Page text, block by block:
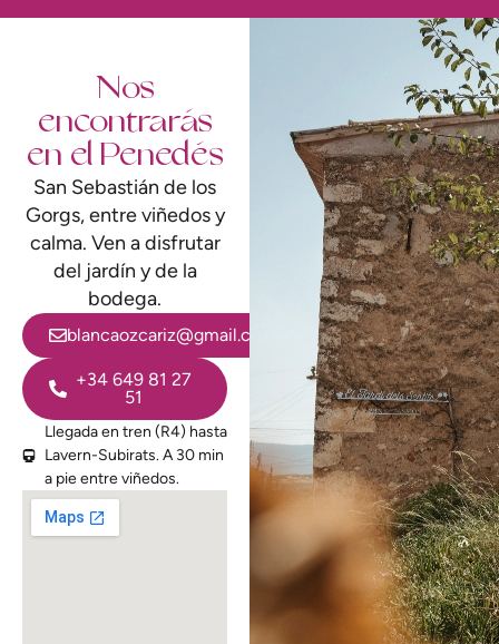
Nos
encontrarás
en el Penedés
San Sebastián de los
Gorgs, entre viñedos y
calma. Ven a disfrutar
del jardín y de la
bodega.
blancaozcariz@gmail.com
+34 649 81 27
51
Llegada en tren (R4) hasta
Lavern-Subirats. A 30 min
a pie entre viñedos.​